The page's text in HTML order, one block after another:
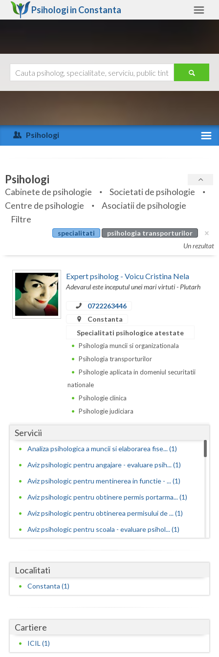
Psihologi in Constanta
Arad
Arges
Bihor
Bistrita-Nasaud
Botosani
Bucuresti
Buzau
Giurgiu
Gorj
Harghita
Hunedoara
Ilfov
Mehedinti
Mures
Ajutor
Psihologi
Specialitati
Servicii
Articole
Evenimente
Cabinet
Membri
Psihologi
Cabinete de psihologie
Societati de psihologie
Centre de psihologie
Asociatii de psihologie
Filtre
specialitati
psihologia transporturilor
Un rezultat
Expert psiholog - Voicu Cristina Nela
Adevarul este inceputul unei mari virtuti - Plutarh
0722263446
Constanta
Specialitati psihologice atestate
Psihologia muncii si organizationala
Psihologia transporturilor
Psihologie aplicata in domeniul securitatii
nationale
Psihologie clinica
Psihologie judiciara
Servicii
Analiza psihologica a muncii si elaborarea fise... (1)
Aviz psihologic pentru angajare - evaluare psih... (1)
Aviz psihologic pentru mentinerea in functie - ... (1)
Aviz psihologic pentru obtinere permis portarma... (1)
Aviz psihologic pentru obtinerea permisului de ... (1)
Aviz psihologic pentru scoala - evaluare psihol... (1)
Consiliere psihologica in vederea integrarii so... (1)
Consiliere psihologica pentru persoane dependen...
Consiliere psihologica pentru persoanele care s... (1)
Consiliere psihologica privind orientarea in ca... (1)
Consultanta psihologica pentru managementul res...
Localitati
Constanta (1)
Cartiere
ICIL (1)